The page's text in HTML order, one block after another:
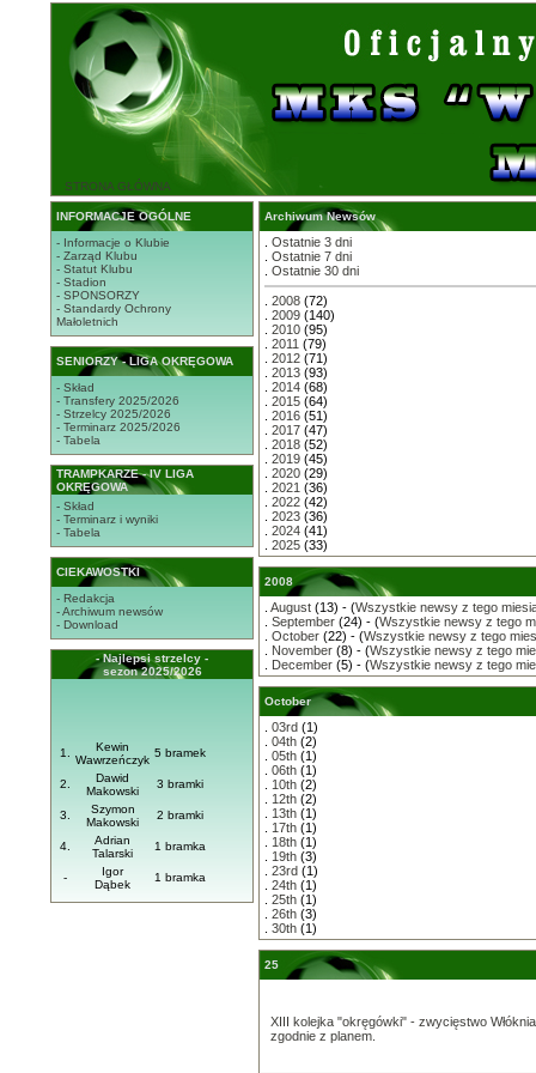
STRONA GŁÓWNA
INFORMACJE OGÓLNE
- Informacje o Klubie
- Zarząd Klubu
- Statut Klubu
- Stadion
- SPONSORZY
- Standardy Ochrony
Małoletnich
SENIORZY - LIGA OKRĘGOWA
- Skład
- Transfery 2025/2026
- Strzelcy 2025/2026
- Terminarz 2025/2026
- Tabela
TRAMPKARZE - IV LIGA
OKRĘGOWA
- Skład
- Terminarz i wyniki
- Tabela
CIEKAWOSTKI
- Redakcja
- Archiwum newsów
- Download
- Najlepsi strzelcy -
sezon 2025/2026
1.
Kewin
Wawrzeńczyk
5 bramek
2.
Dawid
Makowski
3 bramki
3.
Szymon
Makowski
2 bramki
4.
Adrian
Talarski
1 bramka
-
Igor
Dąbek
1 bramka
Archiwum Newsów
Ostatnie 3 dni
Ostatnie 7 dni
Ostatnie 30 dni
2008 (72)
2009 (140)
2010 (95)
2011 (79)
2012 (71)
2013 (93)
2014 (68)
2015 (64)
2016 (51)
2017 (47)
2018 (52)
2019 (45)
2020 (29)
2021 (36)
2022 (42)
2023 (36)
2024 (41)
2025 (33)
2008
August (13) - (Wszystkie newsy z tego
September (24) - (Wszystkie newsy z tego
October (22) - (Wszystkie newsy z tego
November (8) - (Wszystkie newsy z tego
December (5) - (Wszystkie newsy z tego
October
03rd (1)
04th (2)
05th (1)
06th (1)
10th (2)
12th (2)
13th (1)
17th (1)
18th (1)
19th (3)
23rd (1)
24th (1)
25th (1)
26th (3)
30th (1)
25
XIII kolejka "okręgówki" - zwycięstwo
zgodnie z planem.